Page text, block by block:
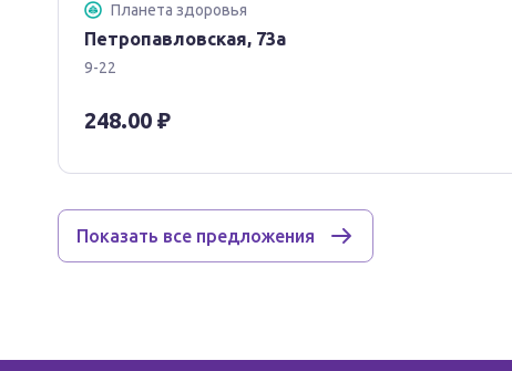
Планета здоровья
Петропавловская, 73а
9-22
248.00 ₽
Показать все предложения